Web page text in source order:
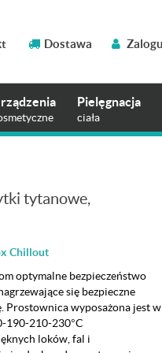
Dostawa
Pielęgnacja
ciała
tytanowe,
Chillout
optymalne bezpieczeństwo
się bezpieczne
Prostownica wyposażona jest w
190-210-230°C
loków, fal i